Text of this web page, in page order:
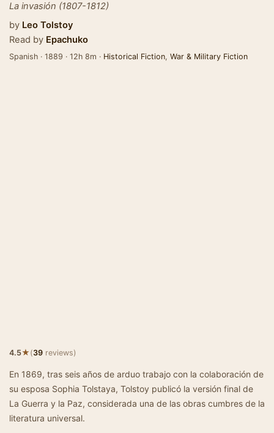
La invasión (1807-1812)
by Leo Tolstoy
Read by Epachuko
Spanish · 1889 · 12h 8m · Historical Fiction, War & Military Fiction
4.5★(39 reviews)
En 1869, tras seis años de arduo trabajo con la colaboración de
su esposa Sophia Tolstaya, Tolstoy publicó la versión final de
La Guerra y la Paz, considerada una de las obras cumbres de la
literatura universal.